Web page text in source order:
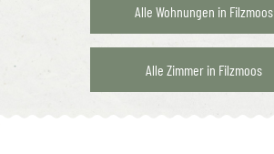
Alle Wohnungen in Filzmoos
Alle Zimmer in Filzmoos